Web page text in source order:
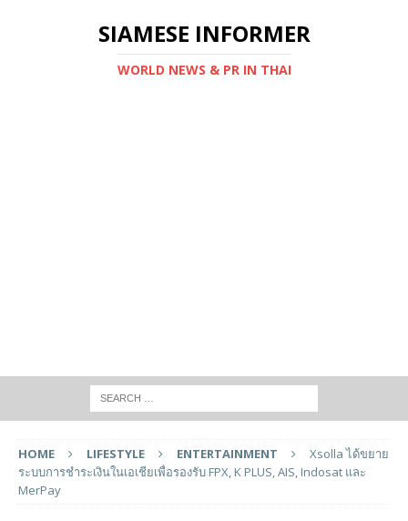
SIAMESE INFORMER
WORLD NEWS & PR IN THAI
HOME LIFESTYLE ENTERTAINMENT
Xsolla ได้ขยาย
ระบบการชำระเงินในเอเชียเพื่อรองรับ FPX, K PLUS, AIS, Indosat และ
MerPay